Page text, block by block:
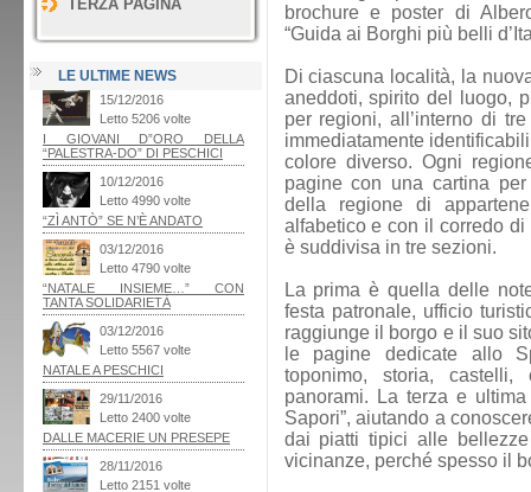
TERZA PAGINA
LE ULTIME NEWS
brochure e poster di
“Guida ai Borghi più belli
Di ciascuna località, la
aneddoti, spirito del luogo,
per regioni, all’interno di
immediatamente
colore diverso. Ogni
pagine con una cartina
della regione di
alfabetico e con il corredo
è suddivisa in tre sezioni.
La prima è quella delle
festa patronale, ufficio
raggiunge il borgo e il suo
le pagine dedicate allo
toponimo, storia, castelli,
panorami. La terza e
Sapori”, aiutando a
dai piatti tipici alle
vicinanze, perché spesso il